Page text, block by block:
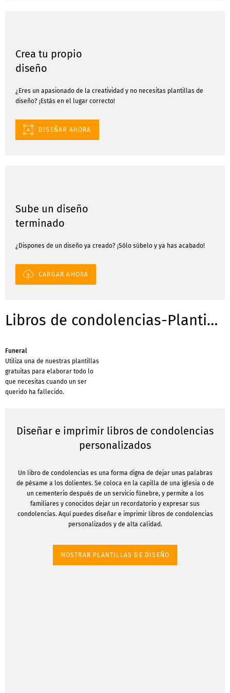
Crea tu propio
diseño
¿Eres un apasionado de la creatividad y no necesitas plantillas de
diseño? ¡Estás en el lugar correcto!
DISEÑAR AHORA
Sube un diseño
terminado
¿Dispones de un diseño ya creado? ¡Sólo súbelo y ya has acabado!
CARGAR AHORA
Libros de condolencias-Plantillas para ocasiones
Funeral
Utiliza una de nuestras plantillas
gratuitas para elaborar todo lo
que necesitas cuando un ser
querido ha fallecido.
Diseñar e imprimir libros de condolencias
personalizados
Un libro de condolencias es una forma digna de dejar unas palabras
de pésame a los dolientes. Se coloca en la capilla de una iglesia o de
un cementerio después de un servicio fúnebre, y permite a los
familiares y conocidos dejar un recordatorio y expresar sus
condolencias. Aquí puedes diseñar e imprimir libros de condolencias
personalizados y de alta calidad.
MOSTRAR PLANTILLAS DE DISEÑO